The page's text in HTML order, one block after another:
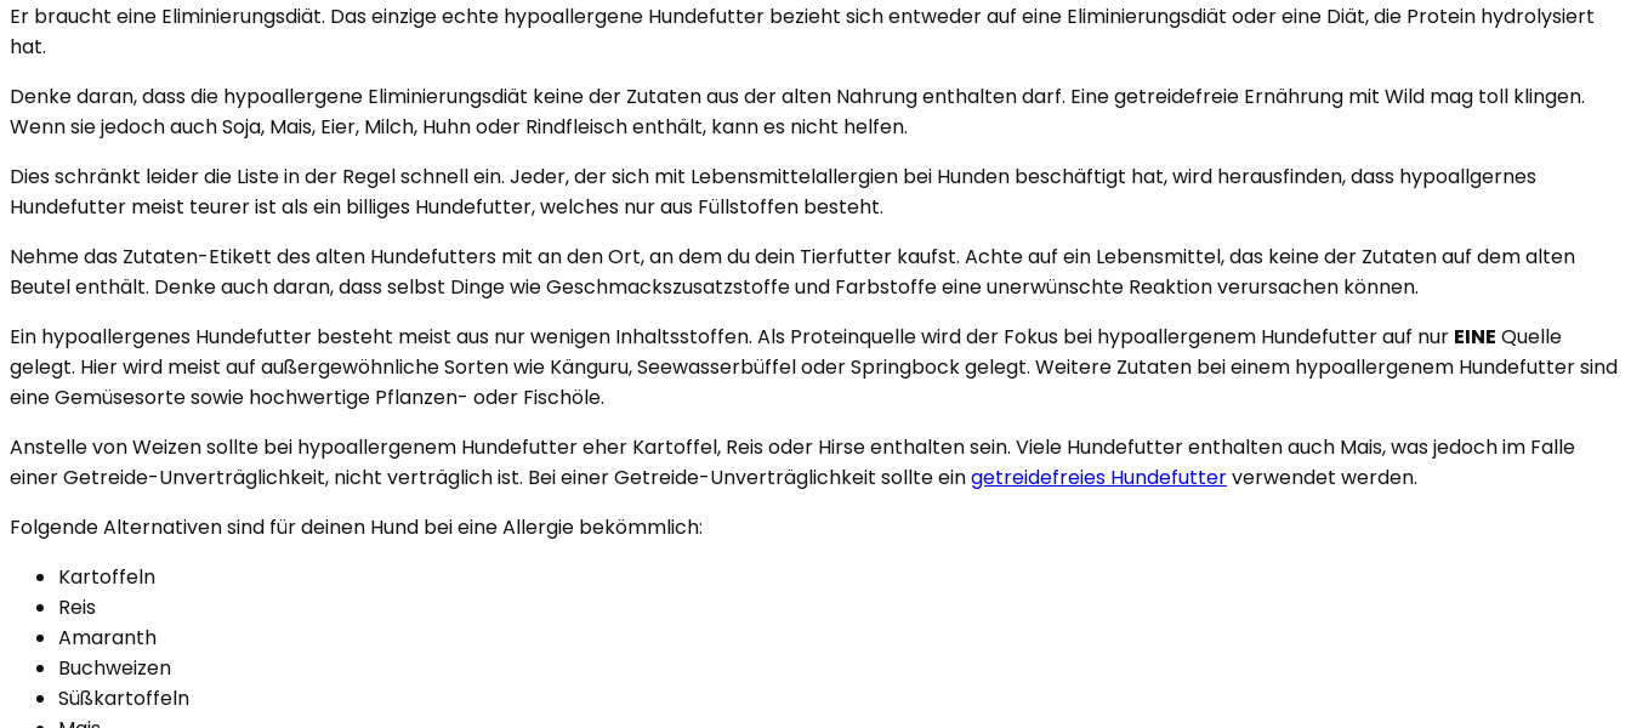
Er braucht eine Eliminierungsdiät. Das einzige echte hypoallergene Hundefutter bezieht sich entweder auf eine Eliminierungsdiät oder eine Diät, die Protein hydrolysiert
hat.
Denke daran, dass die hypoallergene Eliminierungsdiät keine der Zutaten aus der alten Nahrung enthalten darf. Eine getreidefreie Ernährung mit Wild mag toll klingen.
Wenn sie jedoch auch Soja, Mais, Eier, Milch, Huhn oder Rindfleisch enthält, kann es nicht helfen.
Dies schränkt leider die Liste in der Regel schnell ein. Jeder, der sich mit Lebensmittelallergien bei Hunden beschäftigt hat, wird herausfinden, dass hypoallgernes
Hundefutter meist teurer ist als ein billiges Hundefutter, welches nur aus Füllstoffen besteht.
Nehme das Zutaten-Etikett des alten Hundefutters mit an den Ort, an dem du dein Tierfutter kaufst. Achte auf ein Lebensmittel, das keine der Zutaten auf dem alten
Beutel enthält. Denke auch daran, dass selbst Dinge wie Geschmackszusatzstoffe und Farbstoffe eine unerwünschte Reaktion verursachen können.
Ein hypoallergenes Hundefutter besteht meist aus nur wenigen Inhaltsstoffen. Als Proteinquelle wird der Fokus bei hypoallergenem Hundefutter auf nur EINE Quelle
gelegt. Hier wird meist auf außergewöhnliche Sorten wie Känguru, Seewasserbüffel oder Springbock gelegt. Weitere Zutaten bei einem hypoallergenem Hundefutter sind
eine Gemüsesorte sowie hochwertige Pflanzen- oder Fischöle.
Anstelle von Weizen sollte bei hypoallergenem Hundefutter eher Kartoffel, Reis oder Hirse enthalten sein. Viele Hundefutter enthalten auch Mais, was jedoch im Falle
einer Getreide-Unverträglichkeit, nicht verträglich ist. Bei einer Getreide-Unverträglichkeit sollte eingetreidefreies Hundefutterverwendet werden.
Folgende Alternativen sind für deinen Hund bei eine Allergie bekömmlich:
Kartoffeln
Reis
Amaranth
Buchweizen
Süßkartoffeln